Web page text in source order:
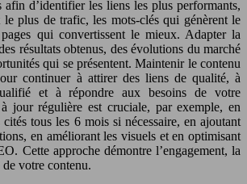
afin d’identifier les liens les plus performants,
le plus de trafic, les mots-clés qui génèrent le
qui convertissent le mieux. Adapter la
résultats obtenus, des évolutions du marché
qui se présentent. Maintenir le contenu
continuer à attirer des liens de qualité, à
et à répondre aux besoins de votre
jour régulière est cruciale, par exemple, en
tous les 6 mois si nécessaire, en ajoutant
en améliorant les visuels et en optimisant
Cette approche démontre l’engagement, la
votre contenu.